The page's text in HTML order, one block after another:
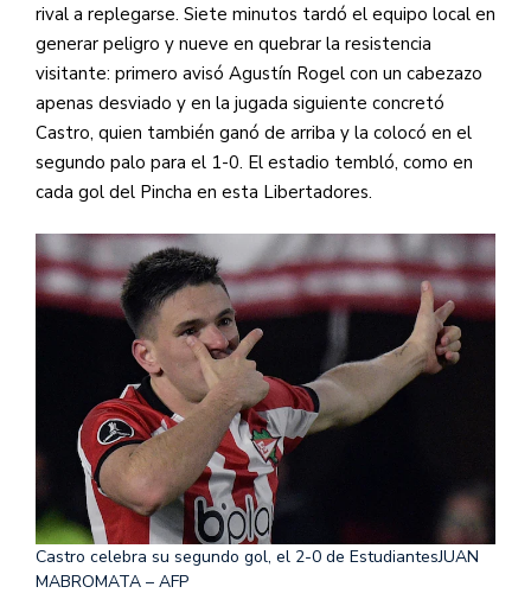
rival a replegarse. Siete minutos tardó el equipo local en
generar peligro y nueve en quebrar la resistencia
visitante: primero avisó Agustín Rogel con un cabezazo
apenas desviado y en la jugada siguiente concretó
Castro, quien también ganó de arriba y la colocó en el
segundo palo para el 1-0. El estadio tembló, como en
cada gol del Pincha en esta Libertadores.
Castro celebra su segundo gol, el 2-0 de EstudiantesJUAN
MABROMATA – AFP